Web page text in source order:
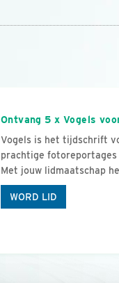
Ontvang 5 x Vogels
Vogels is het tijdschrift
prachtige
Met jouw lidmaatschap
WORD LID